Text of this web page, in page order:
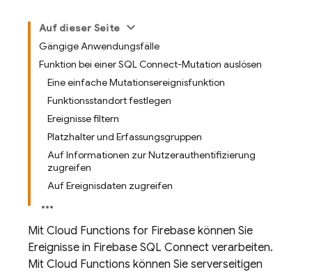
Auf dieser Seite
Gängige Anwendungsfälle
Funktion bei einer SQL Connect-Mutation auslösen
Eine einfache Mutationsereignisfunktion
Funktionsstandort festlegen
Ereignisse filtern
Platzhalter und Erfassungsgruppen
Auf Informationen zur Nutzerauthentifizierung
zugreifen
Auf Ereignisdaten zugreifen
Mit Cloud Functions for Firebase können Sie
Ereignisse in Firebase SQL Connect verarbeiten.
Mit Cloud Functions können Sie serverseitigen